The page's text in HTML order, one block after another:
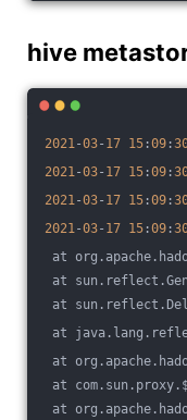
hive
2021-03- 17 15 :09 :
2021-03- 17 15 :09 :
2021-03- 17 15 :09 :
2021-03- 17 15 :09 :
at
at
at
at
at
at
at